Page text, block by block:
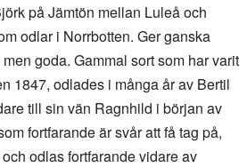
på Jämtön mellan Luleå och
odlar i Norrbotten. Ger ganska
goda. Gammal sort som har varit
1847, odlades i många år av Bertil
till sin vän Ragnhild i början av
fortfarande är svår att få tag på,
odlas fortfarande vidare av